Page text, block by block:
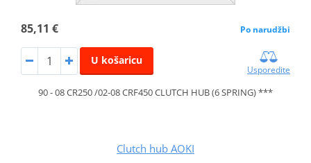
85,11 € Po narudžbi
U košaricu
Usporedite
90 - 08 CR250 /02-08 CRF450 CLUTCH HUB (6 SPRING) ***
Clutch hub AOKI